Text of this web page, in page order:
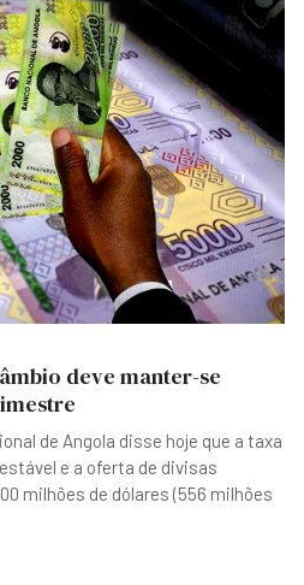
deve manter-se
de Angola disse hoje que a taxa
e a oferta de divisas
milhões de dólares (556 milhões